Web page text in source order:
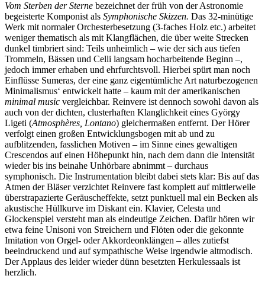
Vom Sterben der Sterne bezeichnet der früh von der Astronomie
begeisterte Komponist als Symphonische Skizzen. Das 32-minütige
Werk mit normaler Orchesterbesetzung (3-faches Holz etc.) arbeitet
weniger thematisch als mit Klangflächen, die über weite Strecken
dunkel timbriert sind: Teils unheimlich – wie der sich aus tiefen
Trommeln, Bässen und Celli langsam hocharbeitende Beginn –,
jedoch immer erhaben und ehrfurchtsvoll. Hierbei spürt man noch
Einflüsse Sumeras, der eine ganz eigentümliche Art naturbezogenen
Minimalismus‘ entwickelt hatte – kaum mit der amerikanischen
minimal music vergleichbar. Reinvere ist dennoch sowohl davon als
auch von der dichten, clusterhaften Klanglichkeit eines György
Ligeti (Atmosphères, Lontano) gleichermaßen entfernt. Der Hörer
verfolgt einen großen Entwicklungsbogen mit ab und zu
aufblitzenden, fasslichen Motiven – im Sinne eines gewaltigen
Crescendos auf einen Höhepunkt hin, nach dem dann die Intensität
wieder bis ins beinahe Unhörbare abnimmt – durchaus
symphonisch. Die Instrumentation bleibt dabei stets klar: Bis auf das
Atmen der Bläser verzichtet Reinvere fast komplett auf mittlerweile
überstrapazierte Geräuscheffekte, setzt punktuell mal ein Becken als
akustische Hüllkurve im Diskant ein. Klavier, Celesta und
Glockenspiel versteht man als eindeutige Zeichen. Dafür hören wir
etwa feine Unisoni von Streichern und Flöten oder die gekonnte
Imitation von Orgel- oder Akkordeonklängen – alles zutiefst
beeindruckend und auf sympathische Weise irgendwie altmodisch.
Der Applaus des leider wieder dünn besetzten Herkulessaals ist
herzlich.